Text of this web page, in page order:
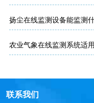
扬尘在线监测设备能监测
农业气象在线监测系统适
联系我们